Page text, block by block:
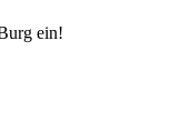
ein!